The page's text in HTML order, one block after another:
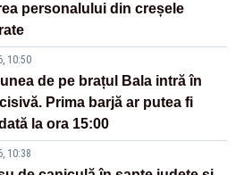
personalului din creșele
10:50
de pe brațul Bala intră în
Prima barjă ar putea fi
la ora 15:00
10:38